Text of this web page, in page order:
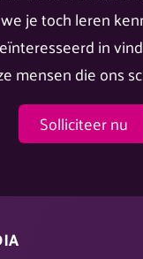
je toch leren
in
mensen die ons
Solliciteer nu